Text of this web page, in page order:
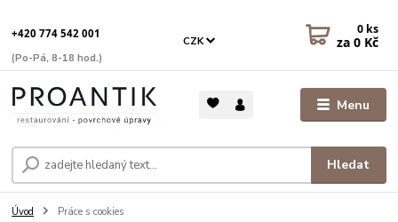
Menu
CZK
Hledat
+420 774 542 001
(Po-Pá, 8-18 hod.)
0 ks
za 0 Kč
Úvod Práce s cookies